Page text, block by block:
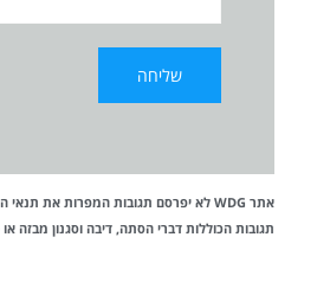
אתר WDG לא יפרסם תגובות המפרות את תנאי
תגובות הכוללות דברי הסתה, דיבה וסגנון מבזה או